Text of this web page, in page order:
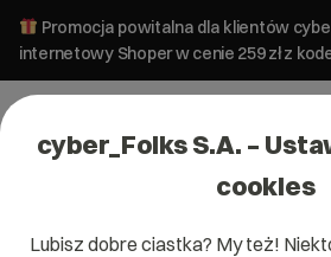
Promocja powitalna dla klientów
internetowy Shoper w cenie 259 zł z
cyber_Folks S.A. –
cookies
Lubisz dobre ciastka? My też!